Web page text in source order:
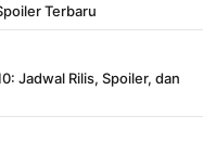
Terbaru
Jadwal Rilis, Spoiler, dan